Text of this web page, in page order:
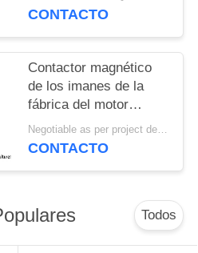
temperatura de la
CONTACTO
Contactor magnético
de los imanes de la
fábrica del motor
industrial de encargo
redondo de la fuente
Negotiable as per project details MOQ:Orden de la muestra
CONTACTO
Todos